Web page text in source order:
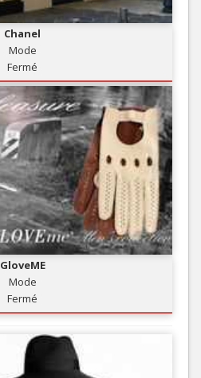
Chanel
Mode
Fermé
GloveME
Mode
Fermé